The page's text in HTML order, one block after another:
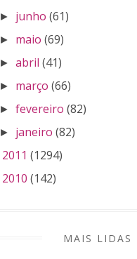
► junho (61)
► maio (69)
►abril (41)
► março (66)
►fevereiro (82)
► janeiro (82)
2011 (1294)
2010 (142)
MAIS LIDAS